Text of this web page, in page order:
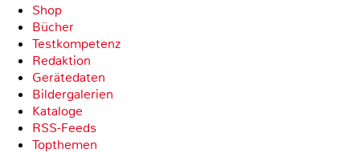
Shop
Bücher
Testkompetenz
Redaktion
Gerätedaten
Bildergalerien
Kataloge
RSS-Feeds
Topthemen